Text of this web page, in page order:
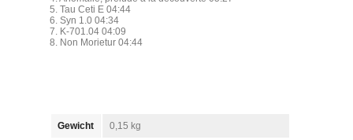
5. Tau Ceti E 04:44
6. Syn 1.0 04:34
7. K-701.04 04:09
8. Non Morietur 04:44
Gewicht 0,15 kg